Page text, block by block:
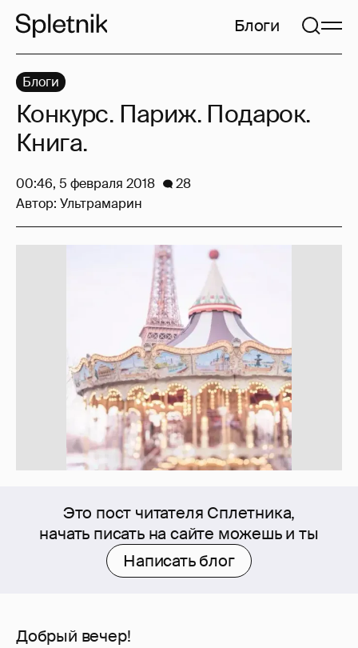
Блоги
Это пост читателя Сплетника,
начать писать на сайте можешь и ты
Написать блог
Добрый вечер!
Блоги
Конкурс. Париж. Подарок.
Книга.
00:46, 5 февраля 2018
28
Автор: Ультрамарин